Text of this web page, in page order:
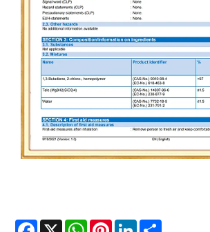
Facebook
X WhatsAppPinterestLinkedIn